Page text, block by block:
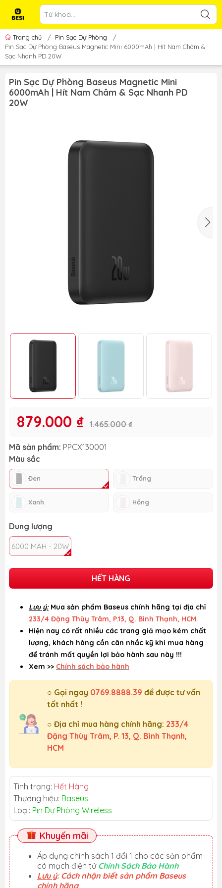
Trang chủ / Pin Sạc Dự Phòng
/
Pin Sạc Dự Phòng Baseus Magnetic Mini 6000mAh | Hít Nam Châm &
Sạc Nhanh PD 20W
Pin Sạc Dự Phòng Baseus Magnetic Mini
6000mAh | Hít Nam Châm & Sạc Nhanh PD
20W
879.000 ₫ 1.465.000 ₫
Mã sản phẩm: PPCX130001
Màu sắc
Đen Trắng
Xanh Hồng
Dung lượng
6000 MAH - 20W
HẾT HÀNG
Lưu ý: Mua sản phẩm Baseus chính hãng tại địa chỉ
233/4 Đặng Thùy Trâm, P.13, Q. Bình Thạnh, HCM
Hiện nay có rất nhiều các trang giả mạo kém chất
lượng, khách hàng cần cân nhắc kỹ khi mua hàng
để tránh mất quyền lợi bảo hành sau này !!!
Xem >> Chính sách bảo hành
○ Gọi ngay 0769.8888.39 để được tư vấn
tốt nhất !
○ Địa chỉ mua hàng chính hãng: 233/4
Đặng Thùy Trâm, P. 13, Q. Bình Thạnh,
HCM
Tình trạng: Hết Hàng
Thương hiệu: Baseus
Loại: Pin Dự Phòng Wireless
Khuyến mãi
Áp dụng chính sách 1 đổi 1 cho các sản phẩm
có mạch điện tử Chính Sách Bảo Hành
Lưu ý: Cách nhận biết sản phẩm Baseus
chính hãng